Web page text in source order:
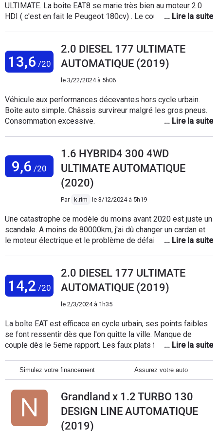
ULTIMATE. La boite EAT8 se marie très bien au moteur 2.0
HDI ( c'est en fait le Peugeot 180cv) . Le couple du moteur
plupart des SUV. Finition sobre sans clinquant mais pratique
pour trouver immédiatement les réglages. Pour ceux qui
aiment les touches de pianos façon 3008, passez votre
chemin. L'insonorisation des trains roulants pourrait être
consommation raisonnable. Elle souffre d'un déficit d'image,
au final assez injuste.
13,6 /20
2.0 DIESEL 177 ULTIMATE
AUTOMATIQUE (2019)
le 3/22/2024 à 5h06
Véhicule aux performances décevantes hors cycle urbain.
Boîte auto simple. Châssis survireur malgré les gros pneus.
Consommation excessive.
9,6 /20
1.6 HYBRID4 300 4WD
ULTIMATE AUTOMATIQUE
(2020)
Par k.rim le 3/12/2024 à 5h19
Une catastrophe ce modèle du moins avant 2020 est juste un
scandale. A moins de 80000km, j'ai dû changer un cardan et
le moteur électrique et le problème de défaillance de traction
du temps il a été immobilisé. Les trains de pneus arrière
c'est environ entre 8000 et 11000 km, il faut faire très
attention car à 11000, il y a vraiment la ferraille du pneu qui
14,2 /20
2.0 DIESEL 177 ULTIMATE
AUTOMATIQUE (2019)
le 2/3/2024 à 1h35
La boîte EAT est efficace en cycle urbain, ses points faibles
se font ressentir dès que l'on quitte la ville. Manque de
couple dès le 5eme rapport. Les faux plats font chuter la
pas monter dans les tours en mode manuel (2 litres de
cylindrée et 177 CV???) ne vaut pas un TDI.
Simulez votre financement Assurez votre auto
Grandland x 1.2 TURBO 130
DESIGN LINE AUTOMATIQUE
(2019)